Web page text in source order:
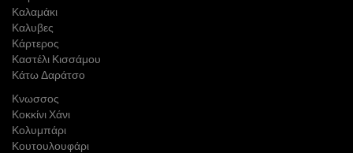
Καλαμάκι
Καλυβες
Κάρτερος
Καστέλι Κισσάμου
Κάτω Δαράτσο
Κνωσσος
Κοκκίνι Χάνι
Κολυμπάρι
Κουτουλουφάρι